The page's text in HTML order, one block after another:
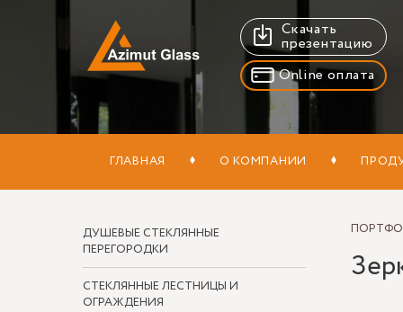
Скачать
презентацию
Online оплата
ГЛАВНАЯ О КОМПАНИИ
ДУШЕВЫЕ СТЕКЛЯННЫЕ
ПЕРЕГОРОДКИ
СТЕКЛЯННЫЕ ЛЕСТНИЦЫ И
ОГРАЖДЕНИЯ